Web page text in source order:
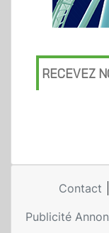
RECEVEZ
Contact
Publicité